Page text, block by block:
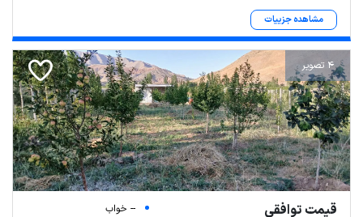
مشاهده جزییات
4 تصویر
قیمت توافقی
-- خواب